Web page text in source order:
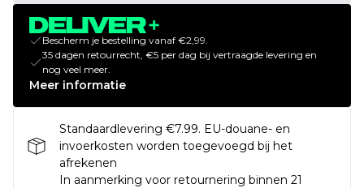
Bescherm je bestelling vanaf €2,99.
35 dagen retourrecht, €5 per dag bij vertraagde levering en
nog veel meer.
Meer informatie
Standaardlevering €7.99. EU-douane- en
invoerkosten worden toegevoegd bij het
afrekenen
In aanmerking voor retournering binnen 21